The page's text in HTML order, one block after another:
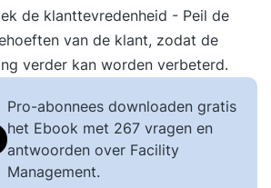
de klanttevredenheid - Peil de
van de klant, zodat de
verder kan worden verbeterd.
Pro-abonnees downloaden gratis
het Ebook met 267 vragen en
antwoorden over Facility
Management.